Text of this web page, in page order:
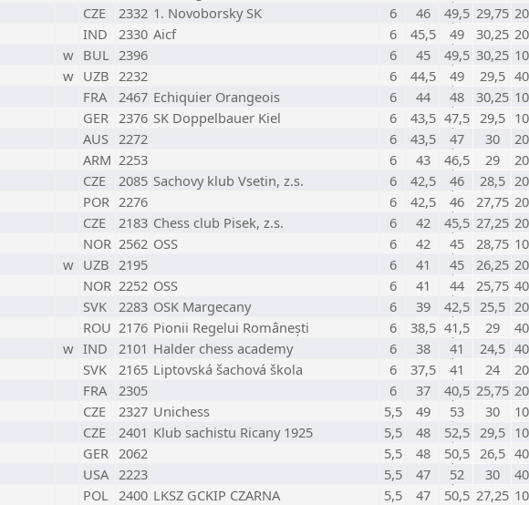
CZE 2332 1. Novoborsky SK 6 46 49,5 29,75 20
IND 2330 Aicf 6 45,5 49 30,25 20
w BUL 2396 6 45 49,5 30,25 10
w UZB 2232 6 44,5 49 29,5 40
FRA 2467 Echiquier Orangeois 6 44 48 30,25 10
GER 2376 SK Doppelbauer Kiel 6 43,5 47,5 29,5 10
AUS 2272 6 43,5 47 30 20
ARM 2253 6 43 46,5 29 20
CZE 2085 Sachovy klub Vsetin, z.s. 6 42,5 46 28,5 20
POR 2276 6 42,5 46 27,75 20
CZE 2183 Chess club Pisek, z.s. 6 42 45,5 27,25 20
NOR 2562 OSS 6 42 45 28,75 10
w UZB 2195 6 41 45 26,25 20
NOR 2252 OSS 6 41 44 25,75 40
SVK 2283 OSK Margecany 6 39 42,5 25,5 20
ROU 2176 Pionii Regelui Românești 6 38,5 41,5 29 40
w IND 2101 Halder chess academy 6 38 41 24,5 40
SVK 2165 Liptovská šachová škola 6 37,5 41 24 20
FRA 2305 6 37 40,5 25,75 20
CZE 2327 Unichess 5,5 49 53 30 10
CZE 2401 Klub sachistu Ricany 1925 5,5 48 52,5 29,5 10
GER 2062 5,5 48 50,5 26,5 40
USA 2223 5,5 47 52 30 40
POL 2400 LKSZ GCKIP CZARNA 5,5 47 50,5 27,25 10